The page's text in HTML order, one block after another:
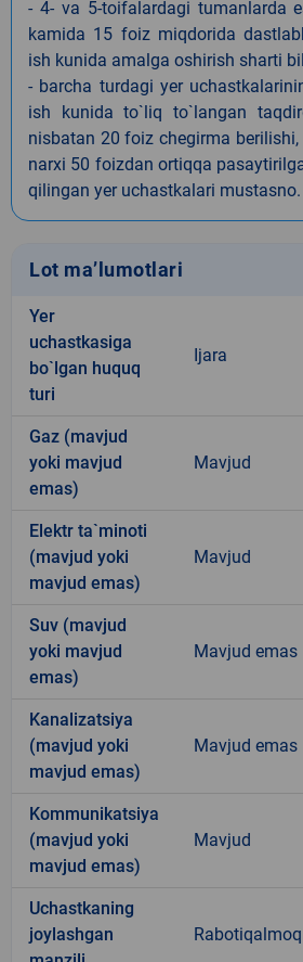
- 4- va 5-toifalardagi tumanlarda
kamida 15 foiz miqdorida
ish kunida amalga oshirish sharti
- barcha turdagi yer
ish kunida to`liq to`langan
nisbatan 20 foiz chegirma
narxi 50 foizdan ortiqqa
qilingan yer uchastkalari mustasno.
Lot ma’lumotlari
Yer
uchastkasiga
bo`lgan huquq
turi
Ijara
Gaz (mavjud
yoki mavjud
emas)
Mavjud
Elektr ta`minoti
(mavjud yoki
mavjud emas)
Mavjud
Suv (mavjud
yoki mavjud
emas)
Mavjud emas
Kanalizatsiya
(mavjud yoki
mavjud emas)
Mavjud emas
Kommunikatsiya
(mavjud yoki
mavjud emas)
Mavjud
Uchastkaning
joylashgan